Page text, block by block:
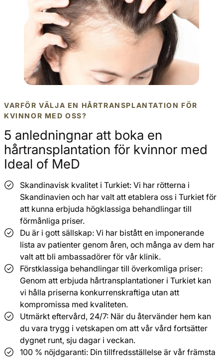
VARFÖR VÄLJA EN HÅRTRANSPLANTATION FÖR
KVINNOR MED OSS?
5 anledningnar att boka en
hårtransplantation för kvinnor med
Ideal of MeD
Skandinavisk kvalitet i Turkiet: Vi har rötterna i
Skandinavien och har valt att etablera oss i Turkiet för
att kunna erbjuda högklassiga behandlingar till
förmånliga priser.
Du är i gott sällskap: Vi har bistått en imponerande
lista av patienter genom åren, och många av dem har
valt att bli ambassadörer för vår klinik.
Förstklassiga behandlingar till överkomliga priser:
Genom att erbjuda hårtransplantationer i Turkiet kan
vi hålla priserna konkurrenskraftiga utan att
kompromissa med kvaliteten.
Utmärkt eftervård, 24/7: När du återvänder hem kan
du vara trygg i vetskapen om att vår vård fortsätter
dygnet runt, sju dagar i veckan.
100 % nöjdgaranti: Din tillfredsställelse är vår främsta